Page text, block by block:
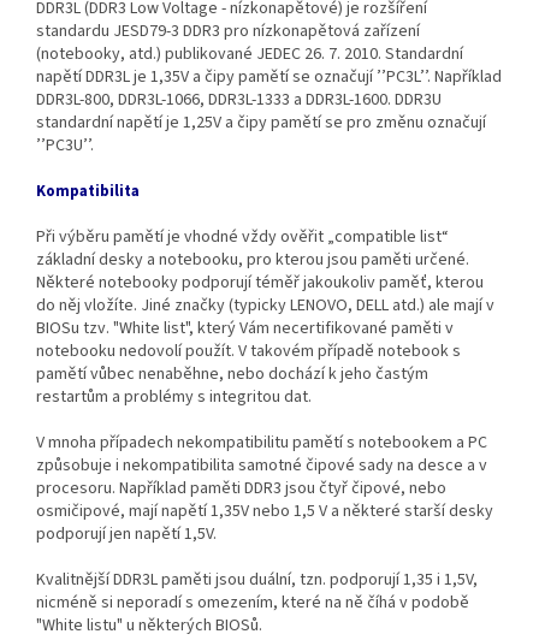
DDR3L (DDR3 Low Voltage - nízkonapětové) je rozšíření
standardu JESD79-3 DDR3 pro nízkonapětová zařízení
(notebooky, atd.) publikované JEDEC 26. 7. 2010. Standardní
napětí DDR3L je 1,35V a čipy pamětí se označují ’’PC3L’’. Například
DDR3L‐800, DDR3L‐1066, DDR3L‐1333 a DDR3L‐1600. DDR3U
standardní napětí je 1,25V a čipy pamětí se pro změnu označují
’’PC3U’’.
Kompatibilita
Při výběru pamětí je vhodné vždy ověřit „compatible list“
základní desky a notebooku, pro kterou jsou paměti určené.
Některé notebooky podporují téměř jakoukoliv paměť, kterou
do něj vložíte. Jiné značky (typicky LENOVO, DELL atd.) ale mají v
BIOSu tzv. "White list", který Vám necertifikované paměti v
notebooku nedovolí použít. V takovém případě notebook s
pamětí vůbec nenaběhne, nebo dochází k jeho častým
restartům a problémy s integritou dat.
V mnoha případech nekompatibilitu pamětí s notebookem a PC
způsobuje i nekompatibilita samotné čipové sady na desce a v
procesoru. Například paměti DDR3 jsou čtyř čipové, nebo
osmičipové, mají napětí 1,35V nebo 1,5 V a některé starší desky
podporují jen napětí 1,5V.
Kvalitnější DDR3L paměti jsou duální, tzn. podporují 1,35 i 1,5V,
nicméně si neporadí s omezením, které na ně číhá v podobě
"White listu" u některých BIOSů.